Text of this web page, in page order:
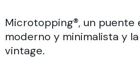
Microtopping®, un puente
moderno y minimalista y
vintage.